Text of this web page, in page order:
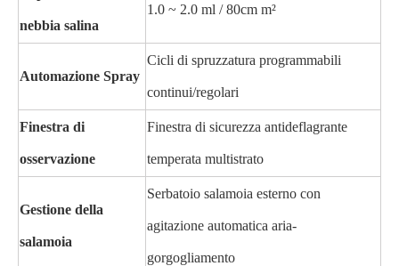
nebbia salina
1.0 ~ 2.0 ml / 80cm m²
Automazione Spray
Cicli di spruzzatura programmabili
continui/regolari
Finestra di
osservazione
Finestra di sicurezza antideflagrante
temperata multistrato
Gestione della
salamoia
Serbatoio salamoia esterno con
agitazione automatica aria-
gorgogliamento